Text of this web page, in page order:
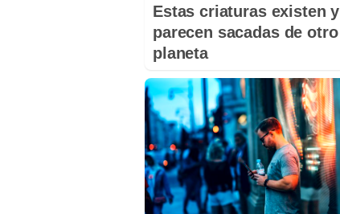
Estas criaturas existen y
parecen sacadas de otro
planeta